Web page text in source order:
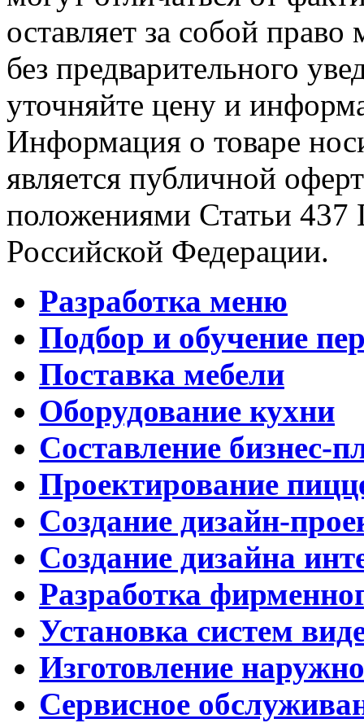
оставляет за собой право
без предварительного
уточняйте цену и
Информация о товаре
является публичной
положениями Статьи 437
Российской Федерации.
Разработка меню
Подбор и обучение
Поставка мебели
Оборудование кухни
Составление бизнес-
Проектирование
Создание дизайн-
Создание дизайна
Разработка
Установка систем
Изготовление
Сервисное